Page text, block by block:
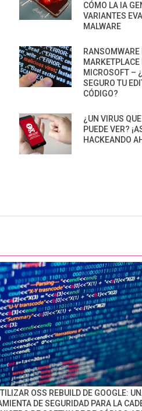
CÓMO LA IA
VARIANTES
MALWARE
RANSOMWARE
MARKETPLACE
MICROSOFT –
SEGURO TU
CÓDIGO?
¿UN VIRUS
PUEDE VER?
HACKEANDO
OSS REBUILD DE GOOGLE:
DE SEGURIDAD PARA LA